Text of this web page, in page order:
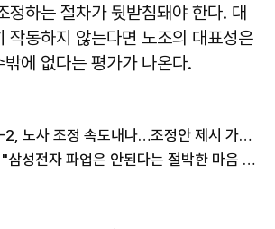
정하는 절차가 뒷받침돼야 한다. 대
작동하지 않는다면 노조의 대표성은
에 없다는 평가가 나온다.
삼성전자 파업 D-2, 노사 조정 속도내나…조정안 제시 가능성
김정관 산업장관 "삼성전자 파업은 안된다는 절박한 마음 있어"